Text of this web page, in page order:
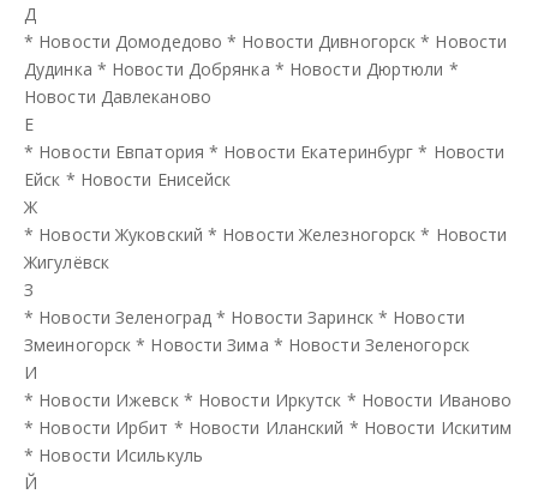
Д
* Новости Домодедово * Новости Дивногорск * Новости
Дудинка * Новости Добрянка * Новости Дюртюли *
Новости Давлеканово
Е
* Новости Евпатория * Новости Екатеринбург * Новости
Ейск * Новости Енисейск
Ж
* Новости Жуковский * Новости Железногорск * Новости
Жигулёвск
З
* Новости Зеленоград * Новости Заринск * Новости
Змеиногорск * Новости Зима * Новости Зеленогорск
И
* Новости Ижевск * Новости Иркутск * Новости Иваново
* Новости Ирбит * Новости Иланский * Новости Искитим
* Новости Исилькуль
Й